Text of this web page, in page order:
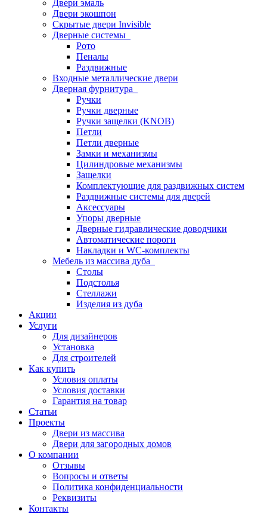
Двери эмаль
Двери экошпон
Скрытые двери Invisible
Дверные системы
Рото
Пеналы
Раздвижные
Входные металлические двери
Дверная фурнитура
Ручки
Ручки дверные
Ручки защелки (KNOB)
Петли
Петли дверные
Замки и механизмы
Цилиндровые механизмы
Защелки
Комплектующие для раздвижных систем
Раздвижные системы для дверей
Аксессуары
Упоры дверные
Дверные гидравлические доводчики
Автоматические пороги
Накладки и WC-комплекты
Мебель из массива дуба
Столы
Подстолья
Стеллажи
Изделия из дуба
Акции
Услуги
Для дизайнеров
Установка
Для строителей
Как купить
Условия оплаты
Условия доставки
Гарантия на товар
Статьи
Проекты
Двери из массива
Двери для загородных домов
О компании
Отзывы
Вопросы и ответы
Политика конфиденциальности
Реквизиты
Контакты